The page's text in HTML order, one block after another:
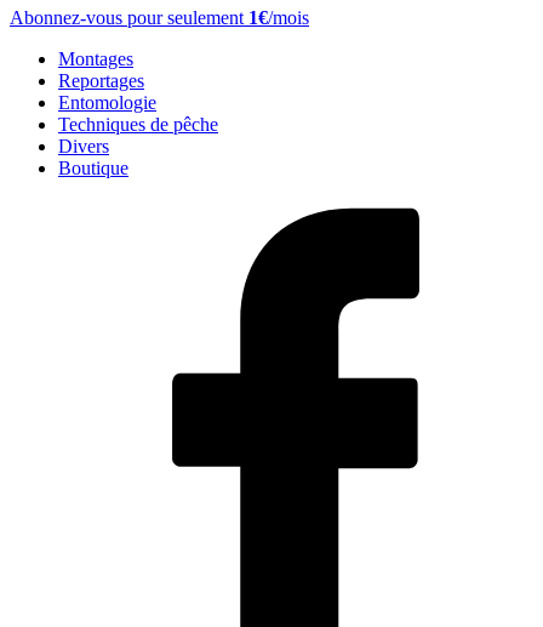
Abonnez-vous pour seulement 1€/mois
Montages
Reportages
Entomologie
Techniques de pêche
Divers
Boutique